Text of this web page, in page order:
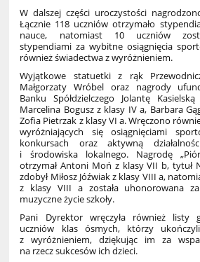
W dalszej części uroczystości
Łącznie 118 uczniów otrzymało
nauce, natomiast 10 uczniów
stypendiami za wybitne osiągnięcia
również świadectwa z wyróżnieniem.
Wyjątkowe statuetki z rąk
Małgorzaty Wróbel oraz nagrody
Banku Spółdzielczego Jolantę
Marcelina Bogusz z klasy IV a, Barbara
Zofia Pietrzak z klasy VI a. Wręczono
wyróżniających się osiągnięciami
konkursach oraz aktywną
i środowiska lokalnego. Nagrodę
otrzymał Antoni Moń z klasy VII b, tytuł
zdobył Miłosz Jóźwiak z klasy VIII a,
z klasy VIII a została uhonorowana
muzyczne życie szkoły.
Pani Dyrektor wręczyła również listy
uczniów klas ósmych, którzy
z wyróżnieniem, dziękując im za
na rzecz sukcesów ich dzieci.